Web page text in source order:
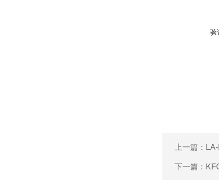
验
上一篇：
下一篇：